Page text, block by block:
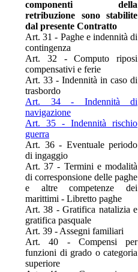
componenti della
retribuzione sono stabilite
dal presente Contratto
Art. 31 - Paghe e indennità di
contingenza
Art. 32 - Computo riposi
compensativi e ferie
Art. 33 - Indennità in caso di
trasbordo
Art. 34 - Indennità di
navigazione
Art. 35 - Indennità rischio
guerra
Art. 36 - Eventuale periodo
di ingaggio
Art. 37 - Termini e modalità
di corresponsione delle paghe
e altre competenze dei
marittimi - Libretto paghe
Art. 38 - Gratifica natalizia e
gratifica pasquale
Art. 39 - Assegni familiari
Art. 40 - Compensi per
funzioni di grado o categoria
superiore